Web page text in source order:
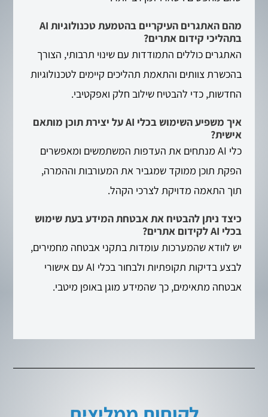
מהם האתגרים העיקריים בהטמעת טכנולוגיות AI
בתהליכי קידום אתרים?
האתגרים כוללים התמודדות עם שינוי תרבותי, הצורך
בהכשרת צוותים והתאמת תהליכים קיימים לטכנולוגיות
החדשות, כדי להבטיח שילוב חלק ואפקטיבי.
איך משפיע השימוש בכלי AI על יצירת תוכן מותאם
אישית?
כלי AI מנתחים את העדפות המשתמשים ומאפשרים
הפקת תוכן ממוקד שמגביר את המעורבות וההמרה,
תוך התאמה מדויקת לצרכי הקהל.
כיצד ניתן להבטיח את אבטחת המידע בעת שימוש
בכלי AI לקידום אתרים?
יש לוודא שהמערכות עומדות בתקני אבטחה מחמירים,
לבצע בדיקות תקופתיות ולבחור בכלי AI עם אישורי
אבטחה מתאימים, כך שהמידע מוגן באופן מיטבי.